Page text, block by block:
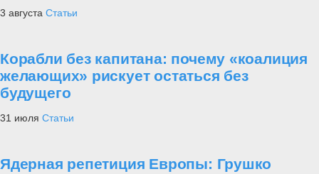
3 августа Статьи
Корабли без капитана: почему «коалиция
желающих» рискует остаться без
будущего
31 июля Статьи
Ядерная репетиция Европы: Грушко